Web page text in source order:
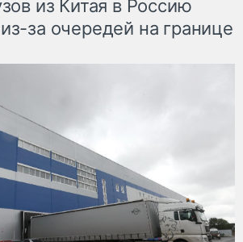
из Китая в Россию
за очередей на границе